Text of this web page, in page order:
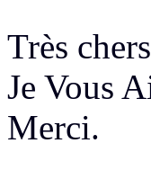
Très
Je Vous
Merci.